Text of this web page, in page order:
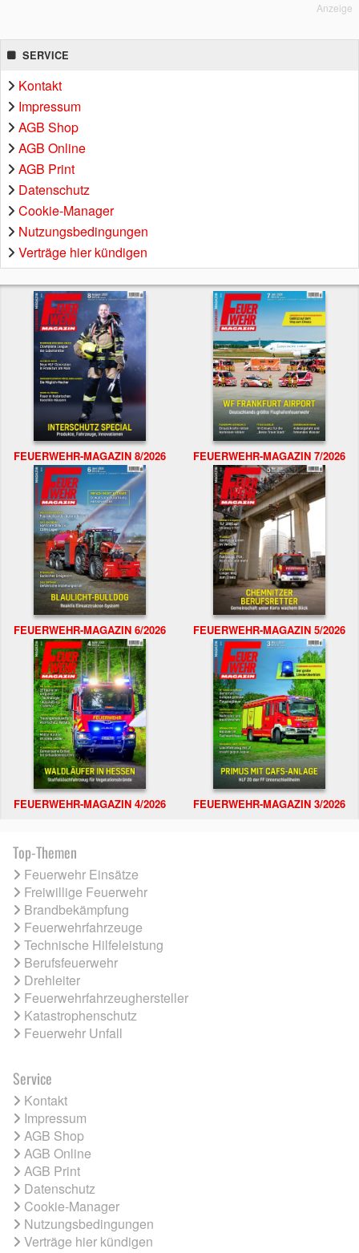
Anzeige
SERVICE
Kontakt
Impressum
AGB Shop
AGB Online
AGB Print
Datenschutz
Cookie-Manager
Nutzungsbedingungen
Verträge hier kündigen
FEUERWEHR-MAGAZIN 8/2026 FEUERWEHR-MAGAZIN 7/2026
FEUERWEHR-MAGAZIN 6/2026 FEUERWEHR-MAGAZIN 5/2026
FEUERWEHR-MAGAZIN 4/2026 FEUERWEHR-MAGAZIN 3/2026
Top-Themen
Feuerwehr Einsätze
Freiwillige Feuerwehr
Brandbekämpfung
Feuerwehrfahrzeuge
Technische Hilfeleistung
Berufsfeuerwehr
Drehleiter
Feuerwehrfahrzeughersteller
Katastrophenschutz
Feuerwehr Unfall
Service
Kontakt
Impressum
AGB Shop
AGB Online
AGB Print
Datenschutz
Cookie-Manager
Nutzungsbedingungen
Verträge hier kündigen